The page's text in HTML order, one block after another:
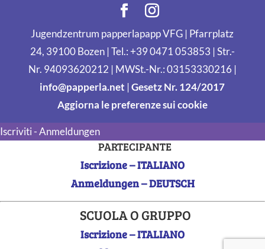
Jugendzentrum papperlapapp VFG | Pfarrplatz
24, 39100 Bozen | Tel.: +39 0471 053853 | Str.-
Nr. 94093620212 | MWSt.-Nr.: 03153330216 |
info@papperla.net |Gesetz Nr. 124/2017
Aggiorna le preferenze sui cookie
Iscriviti - Anmeldungen
PARTECIPANTE
Iscrizione – ITALIANO
Anmeldungen – DEUTSCH
SCUOLA O GRUPPO
Iscrizione – ITALIANO